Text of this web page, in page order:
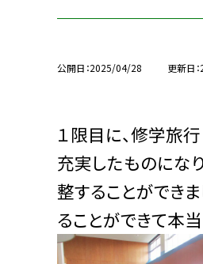
公開日 2025/04/28 更新日
１限目に、修学旅
充実したものにな
整することができ
ることができて本当